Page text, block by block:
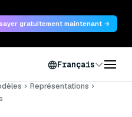
gratuitement maintenant →
Français
Représentations